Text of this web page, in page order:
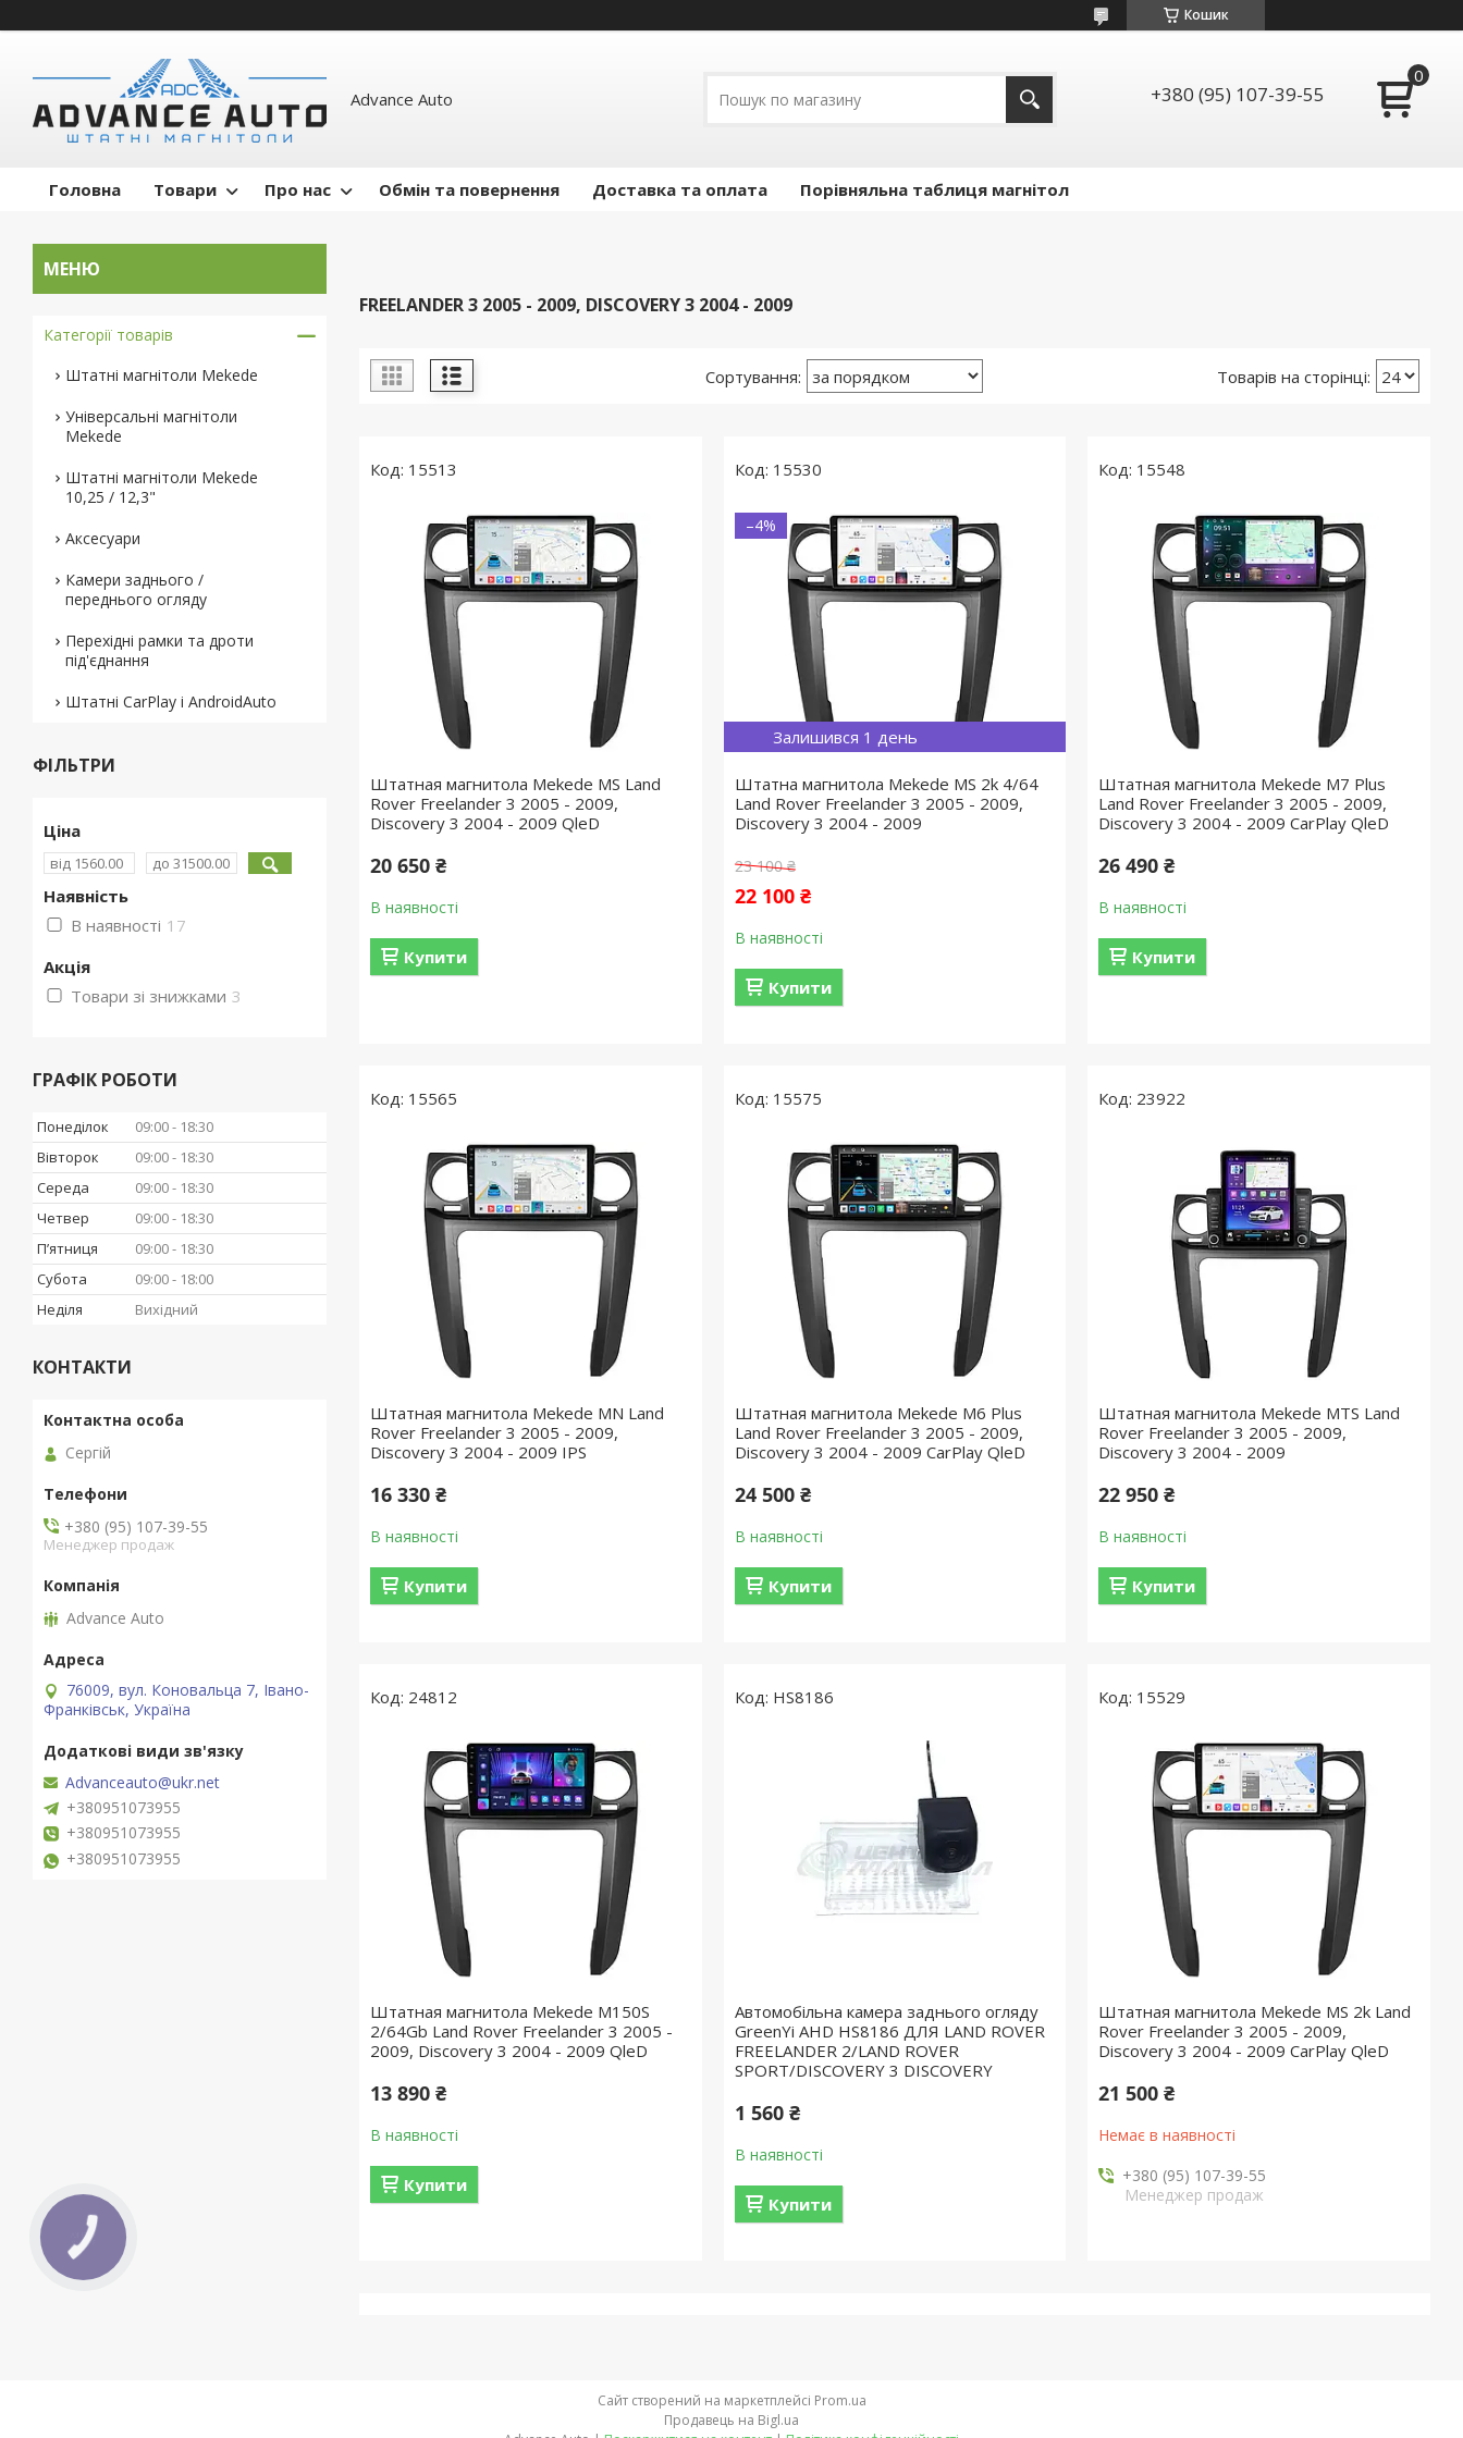
Кошик
Advance Auto +380 (95) 107-39-55
Головна Товари Про нас Обмін та повернення Доставка та оплата Порівняльна таблиця магнітол
FREELANDER 3 2005 - 2009, DISCOVERY 3 2004 - 2009
15513
Штатная магнитола Mekede MS Land
Rover Freelander 3 2005 - 2009,
Discovery 3 2004 - 2009 QleD
20 650 ₴
В наявності
Купити
15530
Залишився 1 день
–4%
Штатна магнитола Mekede MS 2k 4/64
Land Rover Freelander 3 2005 - 2009,
Discovery 3 2004 - 2009
23 100 ₴
22 100 ₴
В наявності
Купити
15548
Штатная магнитола Mekede M7 Plus
Land Rover Freelander 3 2005 - 2009,
Discovery 3 2004 - 2009 CarPlay QleD
26 490 ₴
В наявності
Купити
15565
Штатная магнитола Mekede MN Land
Rover Freelander 3 2005 - 2009,
Discovery 3 2004 - 2009 IPS
16 330 ₴
В наявності
Купити
15575
Штатная магнитола Mekede M6 Plus
Land Rover Freelander 3 2005 - 2009,
Discovery 3 2004 - 2009 CarPlay QleD
24 500 ₴
В наявності
Купити
23922
Штатная магнитола Mekede MTS Land
Rover Freelander 3 2005 - 2009,
Discovery 3 2004 - 2009
22 950 ₴
В наявності
Купити
24812
Штатная магнитола Mekede M150S
2/64Gb Land Rover Freelander 3 2005 -
2009, Discovery 3 2004 - 2009 QleD
13 890 ₴
В наявності
Купити
HS8186
Автомобільна камера заднього огляду
GreenYi AHD HS8186 ДЛЯ LAND ROVER
FREELANDER 2/LAND ROVER
SPORT/DISCOVERY 3 DISCOVERY
1 560 ₴
В наявності
Купити
15529
Штатная магнитола Mekede MS 2k Land
Rover Freelander 3 2005 - 2009,
Discovery 3 2004 - 2009 CarPlay QleD
21 500 ₴
Немає в наявності
+380 (95) 107-39-55
Менеджер продаж
Категорії товарів
Штатні магнітоли Mekede
Універсальні магнітоли
Mekede
Штатні магнітоли Mekede
10,25 / 12,3"
Аксесуари
Камери заднього /
переднього огляду
Перехідні рамки та дроти
під'єднання
Штатні CarPlay і AndroidAuto
ФІЛЬТРИ
Ціна
Наявність
В наявності 17
Акція
Товари зі знижками 3
ГРАФІК РОБОТИ
Понеділок 09:00
18:30
Вівторок
09:00
18:30
Середа
09:00
18:30
Четвер
09:00
18:30
Пʼятниця
09:00
18:30
Субота
09:00
18:00
Неділя
Вихідний
КОНТАКТИ
Сергій
+380 (95) 107-39-55
Менеджер продаж
Advance Auto
76009, вул. Коновальца 7, Івано-
Франківськ, Україна
Advanceauto@ukr.net
+380951073955
+380951073955
+380951073955
Сайт створений на маркетплейсі Prom.ua
Продавець на Bigl.ua
КНОПКА
ЗВ'ЯЗКУ